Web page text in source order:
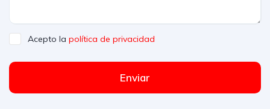
Acepto la política de privacidad
Enviar